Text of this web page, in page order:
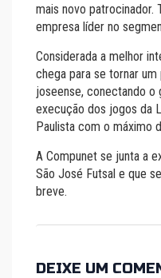
mais novo patrocinador.
empresa líder no
Considerada a melhor
chega para se tornar
joseense, conectando o
execução dos jogos da
Paulista com o máximo
A Compunet se junta a
São José Futsal e que
breve.
DEIXE UM